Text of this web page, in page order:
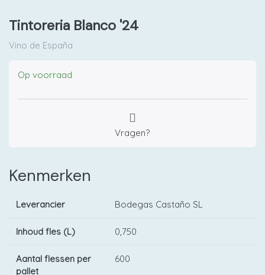
Tintoreria Blanco '24
Vino de España
Op voorraad
Vragen?
Kenmerken
Leverancier Bodegas Castaño SL
Inhoud fles (L) 0,750
Aantal flessen per
pallet
600